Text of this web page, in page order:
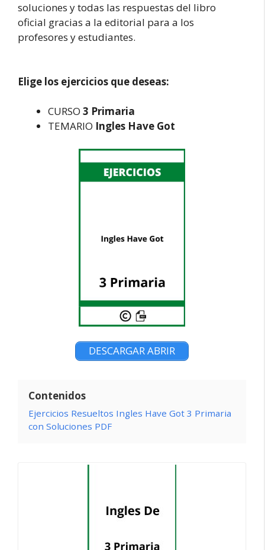
soluciones y todas las respuestas del libro
oficial gracias a la editorial para a los
profesores y estudiantes.
Elige los ejercicios que deseas:
CURSO 3 Primaria
TEMARIO Ingles Have Got
DESCARGAR ABRIR
Contenidos
Ejercicios Resueltos Ingles Have Got 3 Primaria
con Soluciones PDF